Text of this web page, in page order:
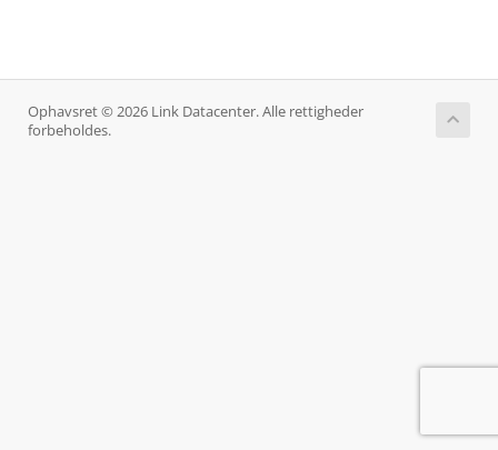
Ophavsret © 2026 Link Datacenter. Alle rettigheder
forbeholdes.